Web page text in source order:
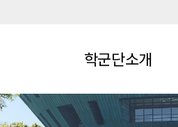
학군단소개
연혁